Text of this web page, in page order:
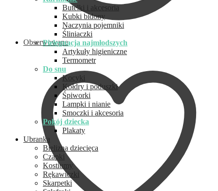
Obserwowane
Butelki i akcesoria
Kubki bidony
Naczynia pojemniki
Śliniaczki
Pielęgnacja najmłodszych
Artykuły higieniczne
Termometr
Do snu
Kocyki
Kołdry i poduszki
Śpiworki
Lampki i nianie
Smoczki i akcesoria
Pokój dziecka
Plakaty
Ubranka
Bielizna dziecięca
Czapki
Kostiumy
Rękawiczki
Skarpetki